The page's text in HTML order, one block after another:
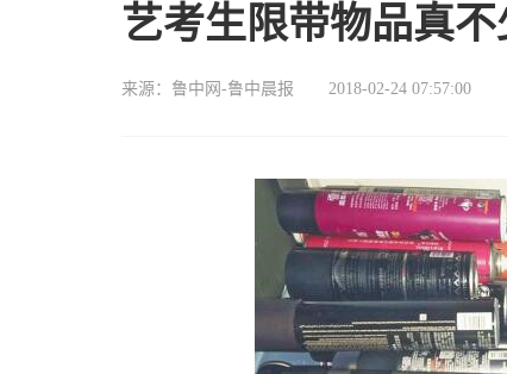
艺考生限带物品真
来源： 鲁中网-鲁中晨报 2018-02-24 07:57:00